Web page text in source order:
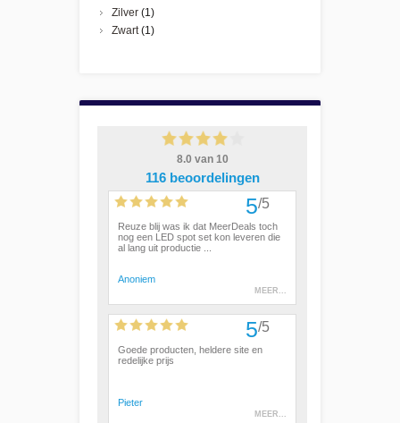
Zilver (1)
Zwart(1)